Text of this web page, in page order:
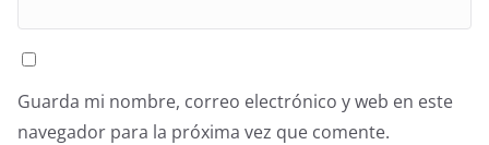
Guarda mi nombre, correo electrónico y web en este
navegador para la próxima vez que comente.